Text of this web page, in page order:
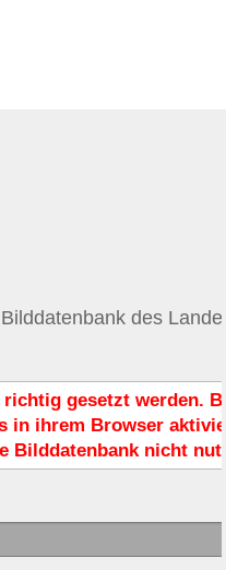
des
gesetzt werden.
in ihrem Browser
Bilddatenbank nicht